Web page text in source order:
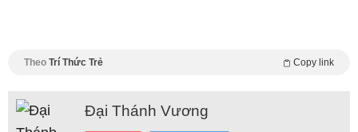
Theo Trí Thức Trẻ Copy link
Đại Thánh Vương